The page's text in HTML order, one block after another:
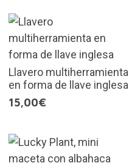
Llavero multiherramienta
en forma de llave inglesa
15,00€